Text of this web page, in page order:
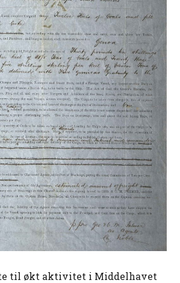
til økt aktivitet i Middelhavet